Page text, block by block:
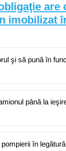
are
imobilizat
şi să pună în
până la
în